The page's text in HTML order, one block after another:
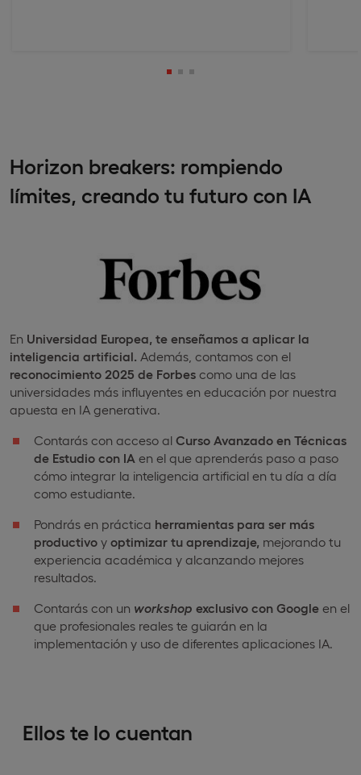
Horizon breakers: rompiendo
límites, creando tu futuro con IA
En Universidad Europea, te enseñamos a aplicar la
inteligencia artificial. Además, contamos con el
reconocimiento 2025 de Forbes como una de las
universidades más influyentes en educación por nuestra
apuesta en IA generativa.
Contarás con acceso al Curso Avanzado en Técnicas
de Estudio con IA en el que aprenderás paso a paso
cómo integrar la inteligencia artificial en tu día a día
como estudiante.
Pondrás en práctica herramientas para ser más
productivo y optimizar tu aprendizaje, mejorando tu
experiencia académica y alcanzando mejores
resultados.
Contarás con un workshop exclusivo con Google en el
que profesionales reales te guiarán en la
implementación y uso de diferentes aplicaciones IA.
Ellos te lo cuentan